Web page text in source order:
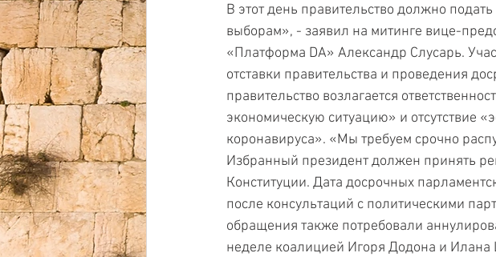
В этот день правительство должно
выборам», - заявил на митинге вице-
«Платформа DA» Александр Слусарь.
отставки правительства и проведения
правительство возлагается
экономическую ситуацию» и отсутствие
коронавируса». «Мы требуем срочно
Избранный президент должен принять
Конституции. Дата досрочных
после консультаций с политическими
обращения также потребовали
неделе коалицией Игоря Додона и